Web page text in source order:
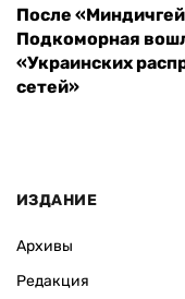
После
Подкоморная
«Украинских
сетей»
ИЗДАНИЕ
Архивы
Редакция